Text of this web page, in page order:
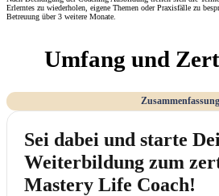
Erlerntes zu wiederholen, eigene Themen oder Praxisfälle zu
Betreuung über 3 weitere Monate.
Umfang und
Zusammenfassung
Sei dabei und starte
Weiterbildung zum
Mastery Life Coach!